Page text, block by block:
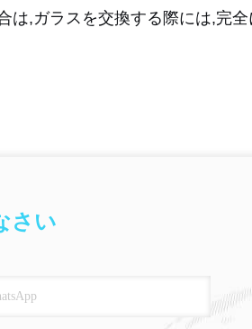
は,ガラスを交換する際には,完
さい